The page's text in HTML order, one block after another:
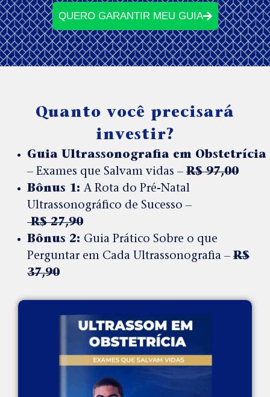
QUERO GARANTIR MEU GUIA
Quanto você precisará
investir?
Guia Ultrassonografia em Obstetrícia
– Exames que Salvam vidas – R$ 97,00
Bônus 1: A Rota do Pré-Natal
Ultrassonográfico de Sucesso –
R$ 27,90
Bônus 2: Guia Prático Sobre o que
Perguntar em Cada Ultrassonografia – R$
37,90